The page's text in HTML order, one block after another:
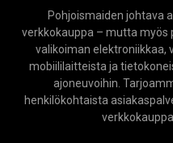
Pohjoismaiden johtava
verkkokauppa – mutta myös
valikoiman elektroniikkaa,
mobiililaitteista ja
ajoneuvoihin.
henkilökohtaista